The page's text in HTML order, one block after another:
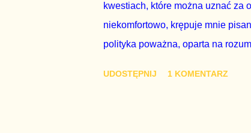
kwestiach, które można uznać za
niekomfortowo, krępuje mnie
polityka poważna, oparta na
UDOSTĘPNIJ 1 KOMENTARZ